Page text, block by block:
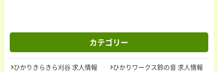
カテゴリー
ひかりきらきら刈谷 求人情報
ひかりワークス鈴の音 求人情報